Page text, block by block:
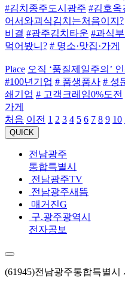
어서와괴식김치는처음이지?
비결 #광주김치타운 #과식
먹어봤니? # 명소·맛집·가게
#100년기업 # 품생품사 # 성
쇄기업 # 고객크레임0%도전
가게
처음
QUICK
전남광주
통합특별시
전남광주TV
전남광주새뜸
매거진G
구.광주광역시
전자공보
(61945)전남광주통합특별시
인스타그램